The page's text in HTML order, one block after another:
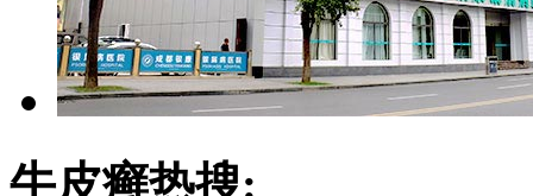
牛皮癣热搜: